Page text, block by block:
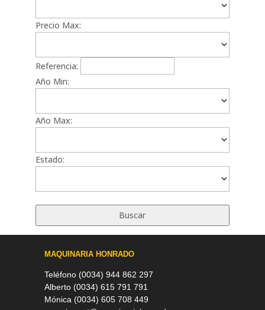
Precio Max:
Referencia:
Año Min:
Año Max:
Estado:
MAQUINARIA HONRADO
Teléfono (0034) 944 862 297
Alberto (0034) 615 791 791
Mónica (0034) 605 708 449